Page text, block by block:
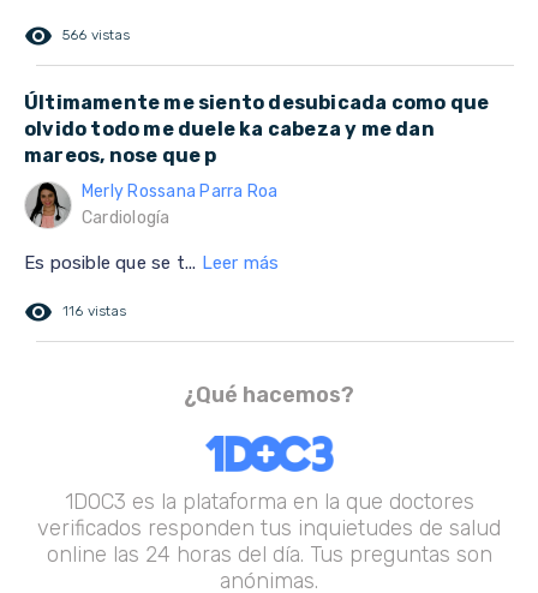
remove_red_eye 566 vistas
Últimamente me siento desubicada como que
olvido todo me duele ka cabeza y me dan
mareos, nose que p
Merly Rossana Parra Roa
Cardiología
Es posible que se t... Leer más
remove_red_eye 116 vistas
¿Qué hacemos?
1DOC3 es la plataforma en la que doctores
verificados responden tus inquietudes de salud
online las 24 horas del día. Tus preguntas son
anónimas.